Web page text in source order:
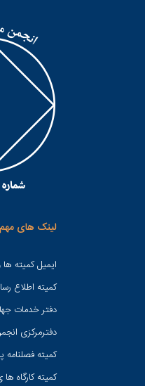
لینک های مهم
ایمیل کمیته
کميته اطلاع
دفتر خدمات
دفترمرکزی
کمیته فصلنامه
کمیته کارگاه